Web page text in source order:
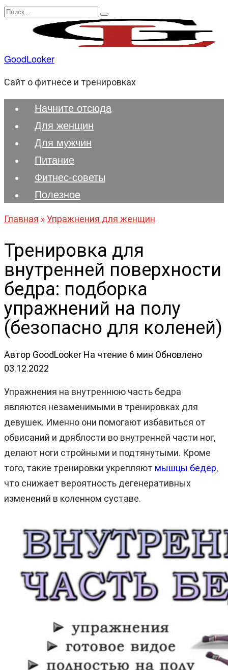
Перейти
содержанию
Search
GoodLooker
Сайт о фитнесе и тренировках
Начните отсюда
Для женщин
Для мужчин
Питание
Фитнес-советы
Полезноe
Главная »Упражнения для женщин
Тренировка для
внутренней поверхности
бедра: подборка
упражнений на полу
(безопасно для коленей)
Автор GoodLooker На чтение 6 мин Обновлено
03.12.2022
Упражнения на внутреннюю часть бедра
являются незаменимыми в тренировках для
девушек. Именно они помогают избавиться от
обвисаний и дряблости во внутренней части ног,
делают ноги стройными и подтянутыми. Кроме
того, такие тренировки укрепляют мышцы бедер,
что снижает вероятность дегенеративных
изменений в коленном суставе.